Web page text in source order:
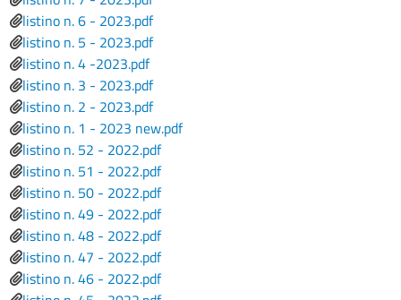
File
listino n. 6 - 2023.pdf
File
listino n. 5 - 2023.pdf
File
listino n. 4 -2023.pdf
File
listino n. 3 - 2023.pdf
File
listino n. 2 - 2023.pdf
File
listino n. 1 - 2023 new.pdf
File
listino n. 52 - 2022.pdf
File
listino n. 51 - 2022.pdf
File
listino n. 50 - 2022.pdf
File
listino n. 49 - 2022.pdf
File
listino n. 48 - 2022.pdf
File
listino n. 47 - 2022.pdf
File
listino n. 46 - 2022.pdf